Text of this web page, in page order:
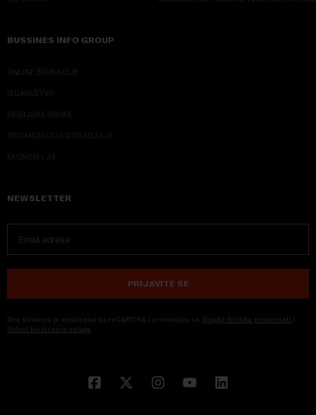
BUSSINES INFO GROUP
ONLINE EDUKACIJE
IZDAVAŠTVO
MEDIJSKE OBUKE
ORGANIZACIJA DOGADJAJA
EKONOM I JA
NEWSLETTER
PRIJAVITE SE
Ova stranica je zaštićena sa reCAPTCHA i primenjuju se Google Politika privatnosti i
Uslovi korišćenja usluge